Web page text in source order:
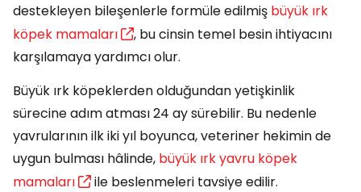
destekleyen bileşenlerle formüle edilmiş büyük ırk
köpek mamaları
, bu cinsin temel besin ihtiyacını
karşılamaya yardımcı olur.
Büyük ırk köpeklerden olduğundan yetişkinlik
sürecine adım atması 24 ay sürebilir. Bu nedenle
yavrularının ilk iki yıl boyunca, veteriner hekimin de
uygun bulması hâlinde, büyük ırk yavru köpek
mamaları
ile beslenmeleri tavsiye edilir.